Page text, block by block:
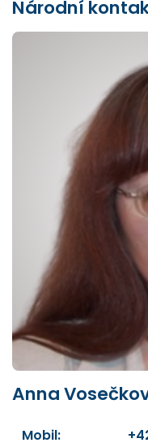
Národní
Anna
Mobil: